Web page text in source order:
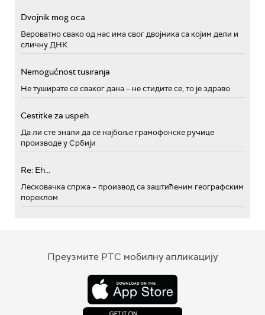
Dvojnik mog oca
Вероватно свако од нас има свог двојника са којим дели и
сличну ДНК
Nemogućnost tusiranja
Не туширате се сваког дана – не стидите се, то је здраво
Cestitke za uspeh
Да ли сте знали да се најбоље грамофонске ручице
производе у Србији
Re: Eh...
Лесковачка спржа – производ са заштићеним географским
пореклом
Преузмите РТС мобилну апликацију